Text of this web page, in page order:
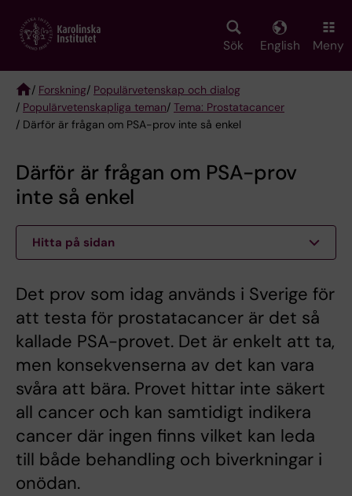
main
Sök English Meny
Breadcrumb
/ Forskning/ Populärvetenskap och dialog
/ Populärvetenskapliga teman/ Tema: Prostatacancer
/ Därför är frågan om PSA-prov inte så enkel
Därför är frågan om PSA-prov
inte så enkel
Hitta på sidan
Det prov som idag används i Sverige för
att testa för prostatacancer är det så
kallade PSA-provet. Det är enkelt att ta,
men konsekvenserna av det kan vara
svåra att bära. Provet hittar inte säkert
all cancer och kan samtidigt indikera
cancer där ingen finns vilket kan leda
till både behandling och biverkningar i
onödan.